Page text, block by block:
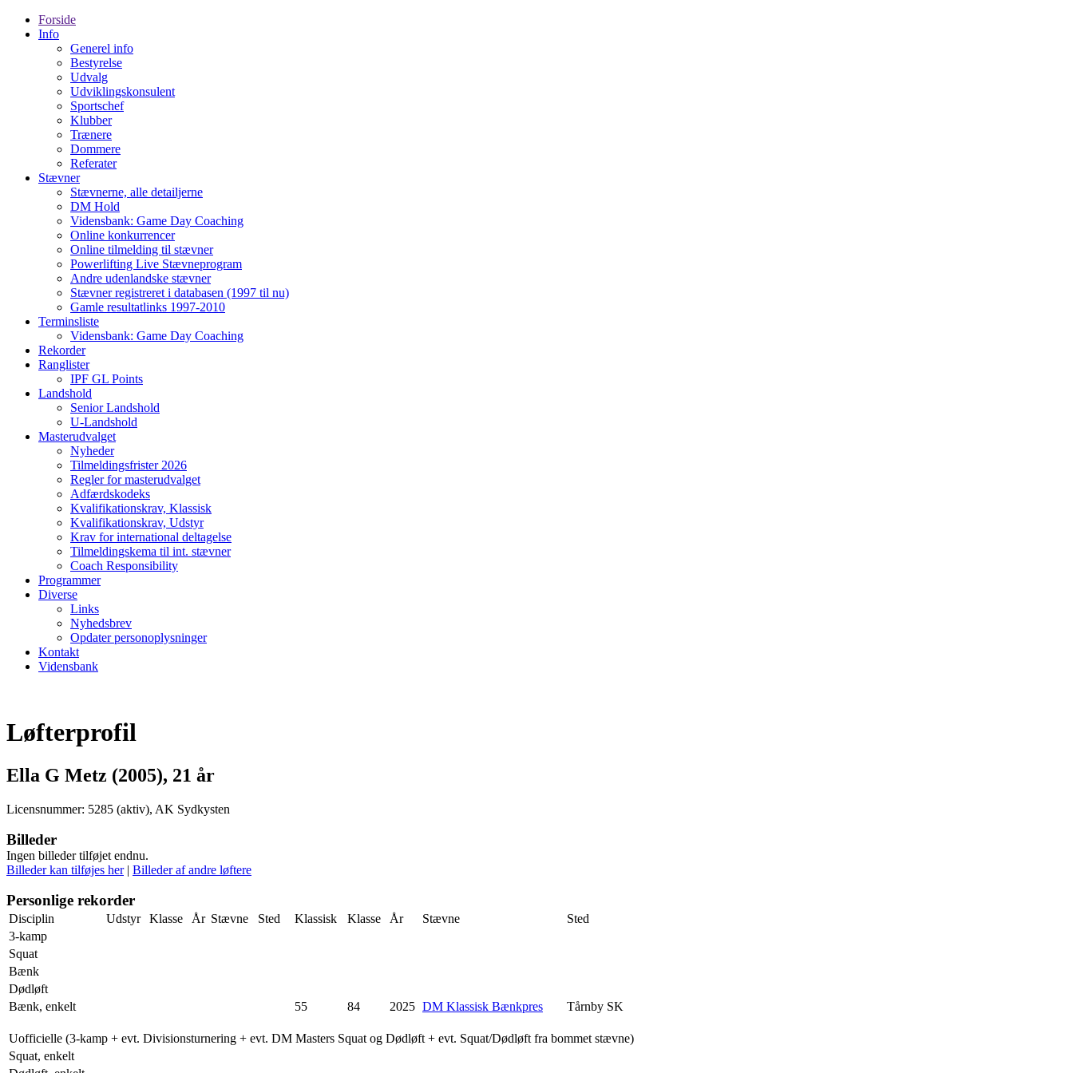
Forside
Info
Generel info
Bestyrelse
Udvalg
Udviklingskonsulent
Sportschef
Klubber
Trænere
Dommere
Referater
Stævner
Stævnerne, alle detailjerne
DM Hold
Vidensbank: Game Day Coaching
Online konkurrencer
Online tilmelding til stævner
Powerlifting Live Stævneprogram
Andre udenlandske stævner
Stævner registreret i databasen (1997 til nu)
Gamle resultatlinks 1997-2010
Terminsliste
Vidensbank: Game Day Coaching
Rekorder
Ranglister
IPF GL Points
Landshold
Senior Landshold
U-Landshold
Masterudvalget
Nyheder
Tilmeldingsfrister 2026
Regler for masterudvalget
Adfærdskodeks
Kvalifikationskrav, Klassisk
Kvalifikationskrav, Udstyr
Krav for international deltagelse
Tilmeldingskema til int. stævner
Coach Responsibility
Programmer
Diverse
Links
Nyhedsbrev
Opdater personoplysninger
Kontakt
Vidensbank
Løfterprofil
Ella G Metz (2005), 21 år
Licensnummer: 5285 (aktiv), AK Sydkysten
Billeder
Ingen billeder tilføjet endnu.
Billeder kan tilføjes her| Billeder af andre løftere
Personlige rekorder
Disciplin Udstyr Klasse År Stævne Sted Klassisk Klasse År Stævne
Sted
3-kamp
Squat
Bænk
Dødløft
Bænk, enkelt
55 84 2025 DM Klassisk Bænkpres Tårnby SK
Uofficielle (3-kamp + evt. Divisionsturnering + evt. DM Masters Squat og Dødløft + evt. Squat/Dødløft fra bommet stævne)
Squat, enkelt